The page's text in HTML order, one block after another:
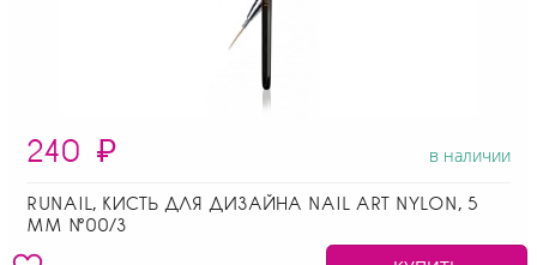
240 ₽ в наличии
RUNAIL, КИСТЬ ДЛЯ ДИЗАЙНА NAIL ART NYLON, 5
ММ №00/3